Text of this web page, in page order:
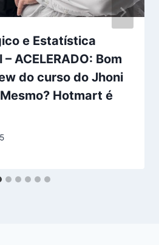
e Estatística
ACELERADO: Bom
do curso do Jhoni
Hotmart é